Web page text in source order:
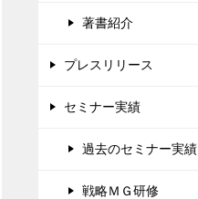
著書紹介
プレスリリース
セミナー実績
過去のセミナー実績
戦略ＭＧ研修